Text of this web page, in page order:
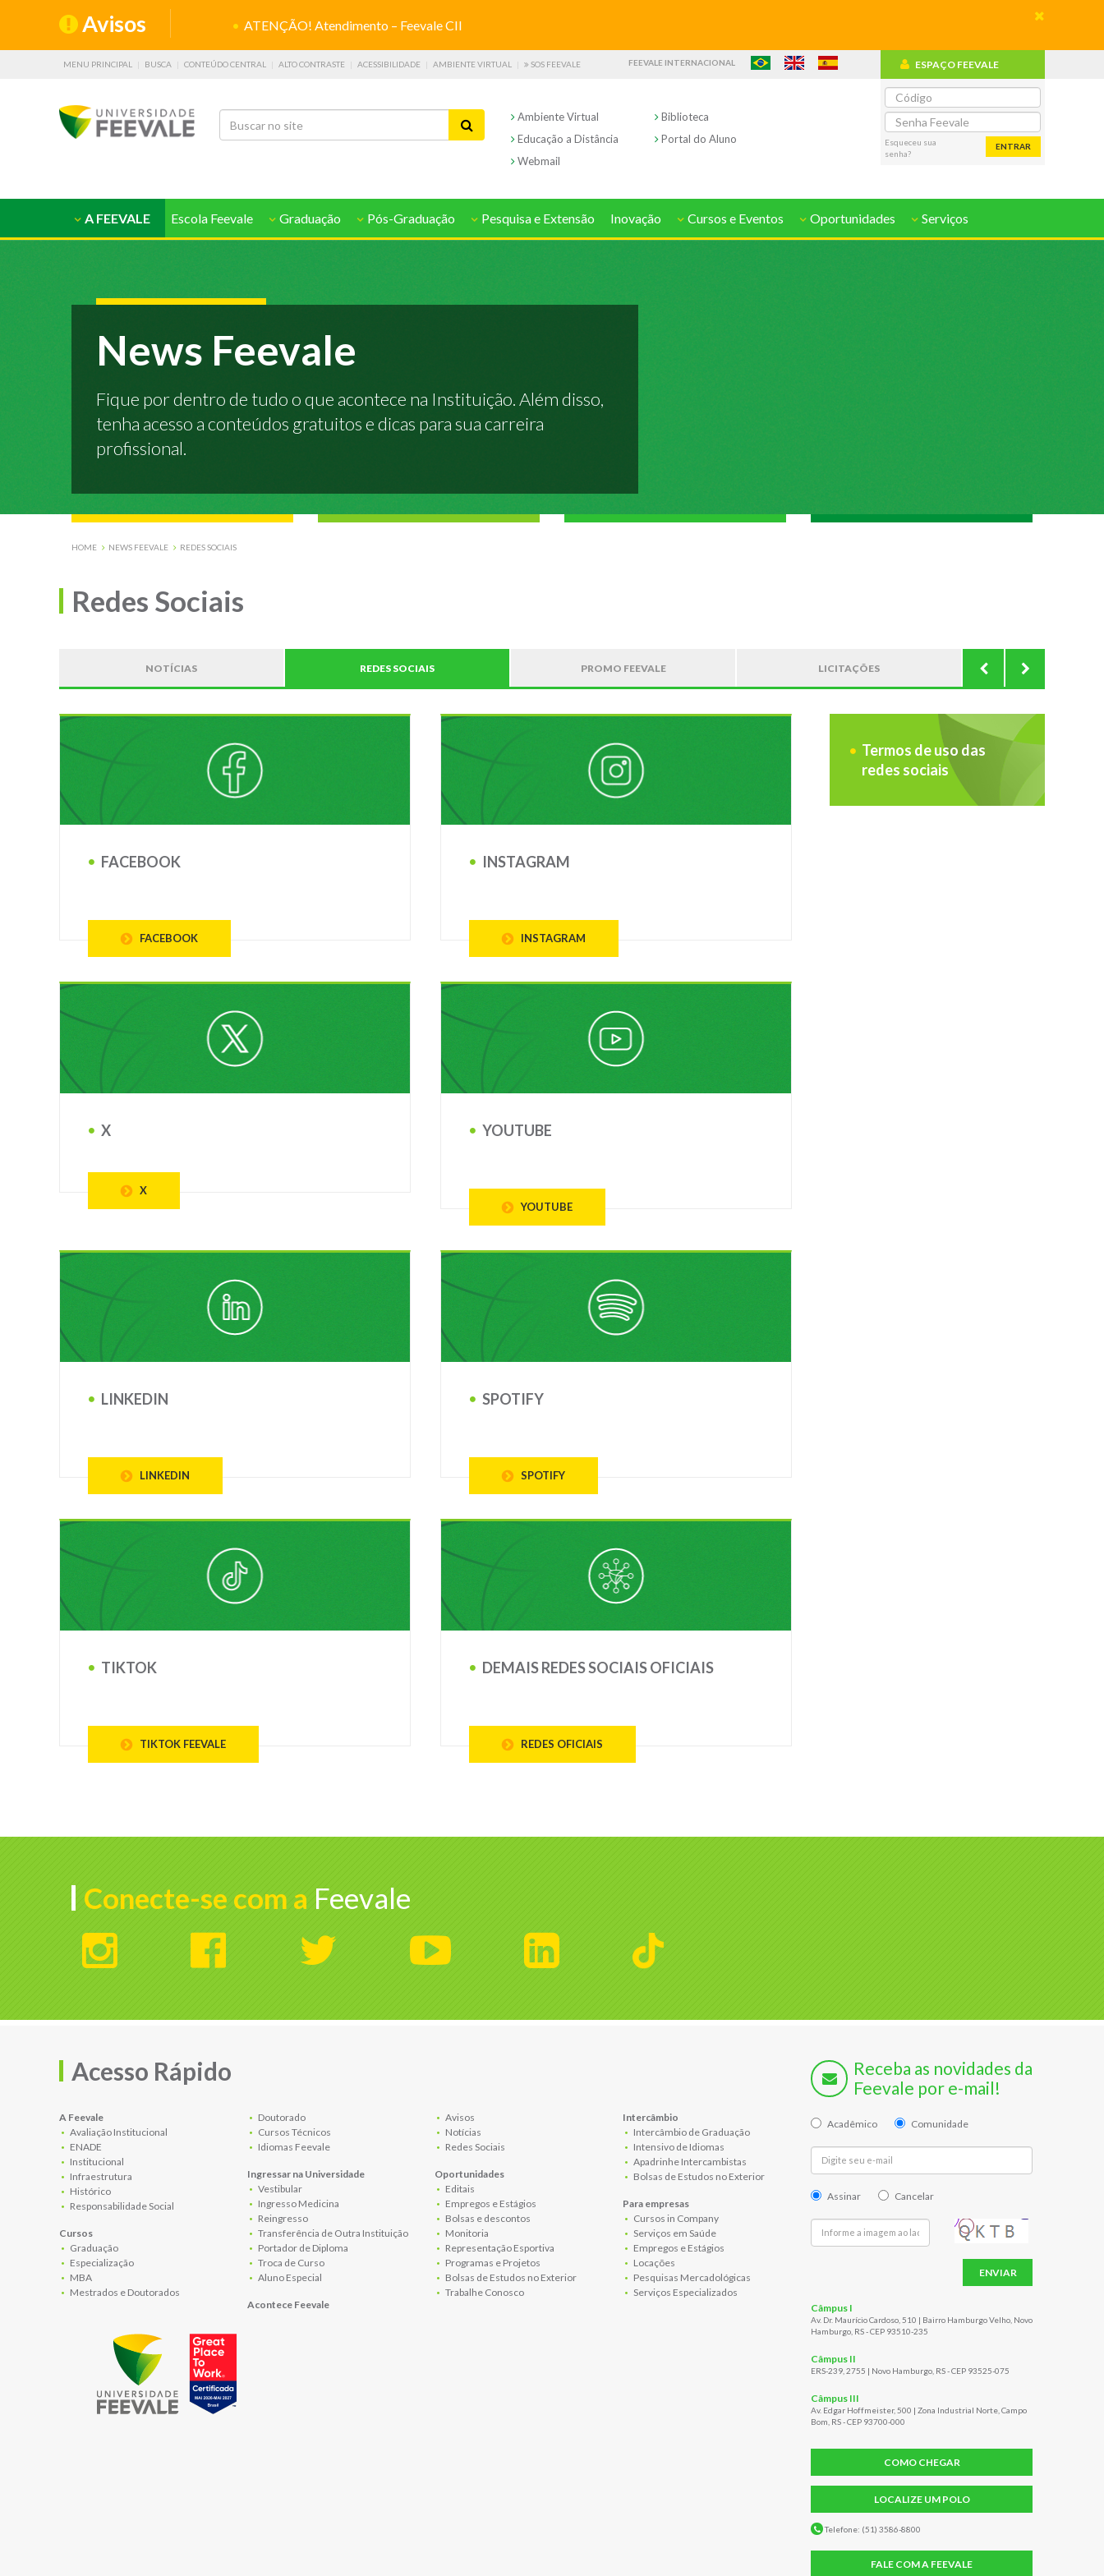
Avisos ATENÇÃO! Atendimento – Feevale CII
MENU PRINCIPAL BUSCA CONTEÚDO CENTRAL ALTO CONTRASTE ACESSIBILIDADE AMBIENTE VIRTUAL SOS FEEVALE FEEVALE INTERNACIONAL
Ambiente Virtual
Biblioteca
Educação a Distância
Portal do Aluno
Webmail
ESPAÇO FEEVALE
Esqueceu sua
senha?
ENTRAR
A FEEVALE Escola Feevale Graduação Pós-Graduação Pesquisa e Extensão Inovação Cursos e Eventos Oportunidades Serviços
News Feevale
Fique por dentro de tudo o que acontece na Instituição. Além disso,
tenha acesso a conteúdos gratuitos e dicas para sua carreira
profissional.
HOME NEWS FEEVALE REDES SOCIAIS
Redes Sociais
NOTÍCIAS REDES SOCIAIS PROMO FEEVALE LICITAÇÕES
FACEBOOK
FACEBOOK
INSTAGRAM
INSTAGRAM
X
X
YOUTUBE
YOUTUBE
LINKEDIN
LINKEDIN
SPOTIFY
SPOTIFY
TIKTOK
TIKTOK FEEVALE
DEMAIS REDES SOCIAIS OFICIAIS
REDES OFICIAIS
Termos de uso das
redes sociais
Conecte-se com a Feevale
Acesso Rápido
A Feevale
Avaliação Institucional
ENADE
Institucional
Infraestrutura
Histórico
Responsabilidade Social
Cursos
Graduação
Especialização
MBA
Mestrados e Doutorados
Doutorado
Cursos Técnicos
Idiomas Feevale
Ingressar na Universidade
Vestibular
Ingresso Medicina
Reingresso
Transferência de Outra Instituição
Portador de Diploma
Troca de Curso
Aluno Especial
Acontece Feevale
Avisos
Notícias
Redes Sociais
Oportunidades
Editais
Empregos e Estágios
Bolsas e descontos
Monitoria
Representação Esportiva
Programas e Projetos
Bolsas de Estudos no Exterior
Trabalhe Conosco
Intercâmbio
Intercâmbio de Graduação
Intensivo de Idiomas
Apadrinhe Intercambistas
Bolsas de Estudos no Exterior
Para empresas
Cursos in Company
Serviços em Saúde
Empregos e Estágios
Locações
Pesquisas Mercadológicas
Serviços Especializados
Receba as novidades da
Feevale por e-mail!
Acadêmico Comunidade
Assinar Cancelar
ENVIAR
Câmpus I
Av. Dr. Maurício Cardoso, 510 | Bairro Hamburgo Velho, Novo
Hamburgo, RS - CEP 93510-235
Câmpus II
ERS-239, 2755 | Novo Hamburgo, RS - CEP 93525-075
Câmpus III
Av. Edgar Hoffmeister, 500 | Zona Industrial Norte, Campo
Bom, RS - CEP 93700-000
COMO CHEGAR
LOCALIZE UM POLO
Telefone: (51) 3586-8800
FALE COM A FEEVALE